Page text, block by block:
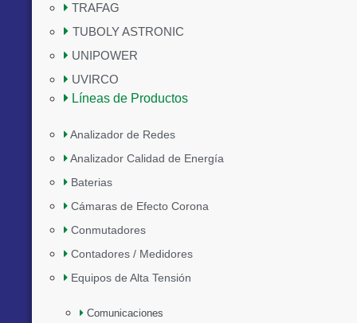
TRAFAG
TUBOLY ASTRONIC
UNIPOWER
UVIRCO
Líneas de Productos
Analizador de Redes
Analizador Calidad de Energía
Baterias
Cámaras de Efecto Corona
Conmutadores
Contadores / Medidores
Equipos de Alta Tensión
Comunicaciones